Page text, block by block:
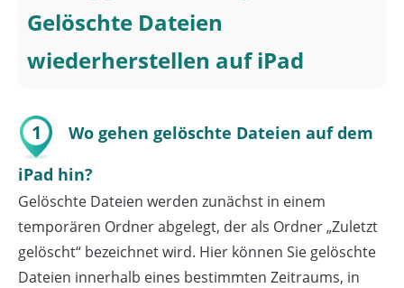
Gelöschte Dateien
wiederherstellen auf iPad
1
Wo gehen gelöschte Dateien auf dem
iPad hin?
Gelöschte Dateien werden zunächst in einem
temporären Ordner abgelegt, der als Ordner „Zuletzt
gelöscht“ bezeichnet wird. Hier können Sie gelöschte
Dateien innerhalb eines bestimmten Zeitraums, in